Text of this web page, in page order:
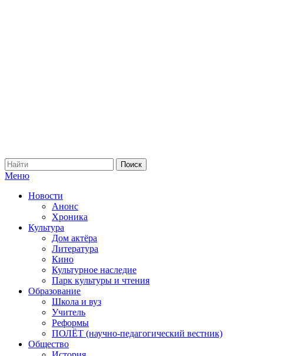
Меню
Новости
Анонс
Хроника
Культура
Дом актёра
Литература
Кино
Культурное наследие
Парк культуры и чтения
Образование
Школа и вуз
Учитель
Реформы
ПОЛЁТ (научно-педагогический вестник)
Общество